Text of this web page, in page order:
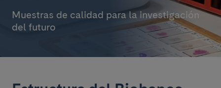
Muestras de calidad para la investigación
del futuro